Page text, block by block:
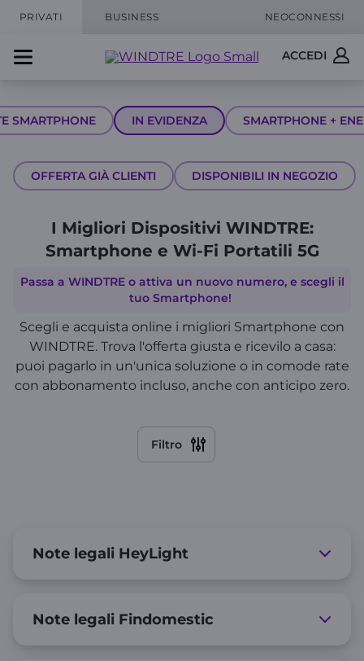
PRIVATI BUSINESS NEOCONNESSI
ACCEDI
SMARTPHONE IN EVIDENZA SMARTPHONE +
OFFERTA GIÀ CLIENTI DISPONIBILI IN NEGOZIO
I Migliori Dispositivi WINDTRE:
Smartphone e Wi-Fi Portatili 5G
Passa a WINDTRE o attiva un nuovo numero, e scegli il
tuo Smartphone!
Scegli e acquista online i migliori Smartphone con
WINDTRE. Trova l'offerta giusta e ricevilo a casa:
puoi pagarlo in un'unica soluzione o in comode rate
con abbonamento incluso, anche con anticipo zero.
Filtro
Note legali HeyLight
Note legali Findomestic